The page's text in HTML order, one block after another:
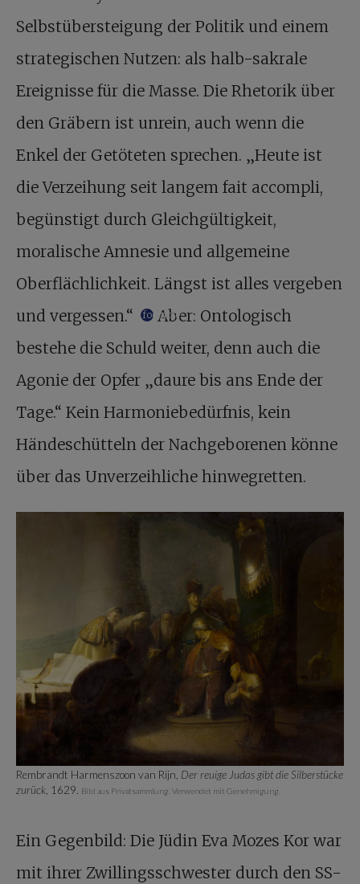
Selbstübersteigung der Politik und einem
strategischen Nutzen: als halb-sakrale
Ereignisse für die Masse. Die Rhetorik über
den Gräbern ist unrein, auch wenn die
Enkel der Getöteten sprechen. „Heute ist
die Verzeihung seit langem fait accompli,
begünstigt durch Gleichgültigkeit,
moralische Amnesie und allgemeine
Oberflächlichkeit. Längst ist alles vergeben
und vergessen.“
footnote
Aber: Ontologisch
bestehe die Schuld weiter, denn auch die
Agonie der Opfer „daure bis ans Ende der
Tage.“ Kein Harmoniebedürfnis, kein
Händeschütteln der Nachgeborenen könne
über das Unverzeihliche hinwegretten.
Rembrandt Harmenszoon van Rijn, Der reuige Judas gibt die Silberstücke
zurück, 1629. Bild aus Privatsammlung. Verwendet mit Genehmigung.
Ein Gegenbild: Die Jüdin Eva Mozes Kor war
mit ihrer Zwillingsschwester durch den SS-